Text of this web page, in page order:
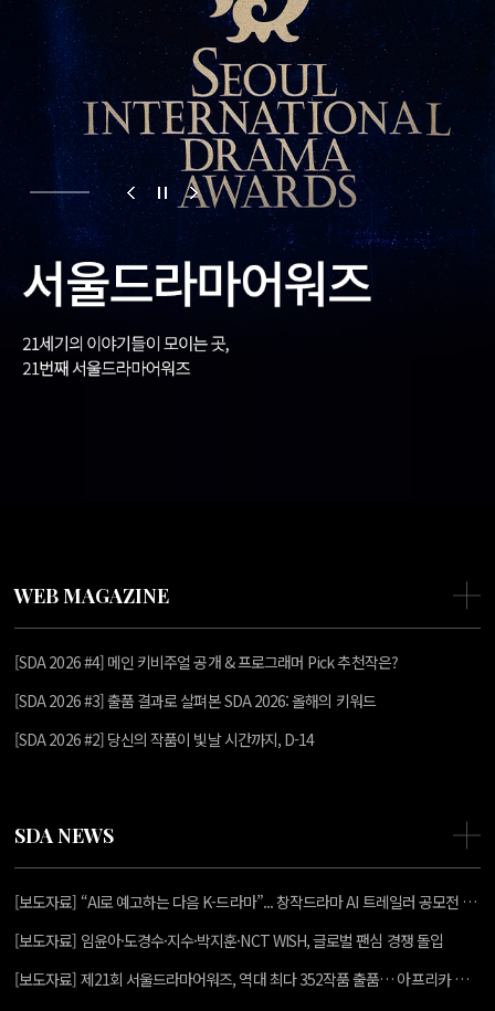
WEB MAGAZINE
[SDA 2026 #4] 메인 키비주얼 공개 & 프로그래머 Pick 추천작은?
[SDA 2026 #3] 출품 결과로 살펴본 SDA 2026: 올해의 키워드
[SDA 2026 #2] 당신의 작품이 빛날 시간까지, D-14
SDA NEWS
[보도자료] “AI로 예고하는 다음 K-드라마”... 창작드라마 AI 트레일러 공모전 개최
[보도자료] 임윤아·도경수·지수·박지훈·NCT WISH, 글로벌 팬심 경쟁 돌입
[보도자료] 제21회 서울드라마어워즈, 역대 최다 352작품 출품… 아프리카 참여 확대 · 숏폼 부활로 글로벌 위상 입증